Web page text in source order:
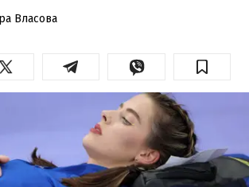
Власова